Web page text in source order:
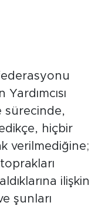
sürecinde,
hiçbir
verilmediğine;
ilişkin
şunları